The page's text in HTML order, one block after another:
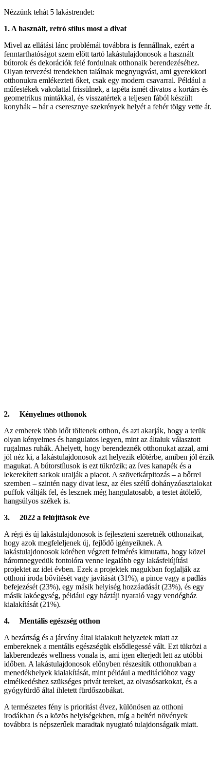
Nézzünk tehát 5 lakástrendet:
1. A használt, retró stílus most a divat
Mivel az ellátási lánc problémái továbbra is fennállnak, ezért a
fenntarthatóságot szem előtt tartó lakástulajdonosok a használt
bútorok és dekorációk felé fordulnak otthonaik berendezéséhez.
Olyan tervezési trendekben találnak megnyugvást, ami gyerekkori
otthonukra emlékezteti őket, csak egy modern csavarral. Például a
műfestékek vakolattal frissülnek, a tapéta ismét divatos a kortárs és
geometrikus mintákkal, és visszatértek a teljesen fából készült
konyhák – bár a cseresznye szekrények helyét a fehér tölgy vette át.
2. Kényelmes otthonok
Az emberek több időt töltenek otthon, és azt akarják, hogy a terük
olyan kényelmes és hangulatos legyen, mint az általuk választott
rugalmas ruhák. Ahelyett, hogy berendeznék otthonukat azzal, ami
jól néz ki, a lakástulajdonosok azt helyezik előtérbe, amiben jól érzik
magukat. A bútorstílusok is ezt tükrözik; az íves kanapék és a
lekerekített sarkok uralják a piacot. A szövetkárpitozás – a bőrrel
szemben – szintén nagy divat lesz, az éles szélű dohányzóasztalokat
puffok váltják fel, és lesznek még hangulatosabb, a testet átölelő,
hangsúlyos székek is.
3. 2022 a felújítások éve
A régi és új lakástulajdonosok is fejleszteni szeretnék otthonaikat,
hogy azok megfeleljenek új, fejlődő igényeiknek. A
lakástulajdonosok körében végzett felmérés kimutatta, hogy közel
háromnegyedük fontolóra venne legalább egy lakásfelújítási
projektet az idei évben. Ezek a projektek magukban foglalják az
otthoni iroda bővítését vagy javítását (31%), a pince vagy a padlás
befejezését (23%), egy másik helyiség hozzáadását (23%), és egy
másik lakóegység, például egy háztáji nyaraló vagy vendégház
kialakítását (21%).
4. Mentális egészség otthon
A bezártság és a járvány által kialakult helyzetek miatt az
embereknek a mentális egészségük elsődlegessé vált. Ezt tükrözi a
lakberendezés wellness vonala is, ami igen elterjedt lett az utóbbi
időben. A lakástulajdonosok előnyben részesítik otthonukban a
menedékhelyek kialakítását, mint például a meditációhoz vagy
elmélkedéshez szükséges privát tereket, az olvasósarkokat, és a
gyógyfürdő által ihletett fürdőszobákat.
A természetes fény is prioritást élvez, különösen az otthoni
irodákban és a közös helyiségekben, míg a beltéri növények
továbbra is népszerűek maradtak nyugtató tulajdonságaik miatt.